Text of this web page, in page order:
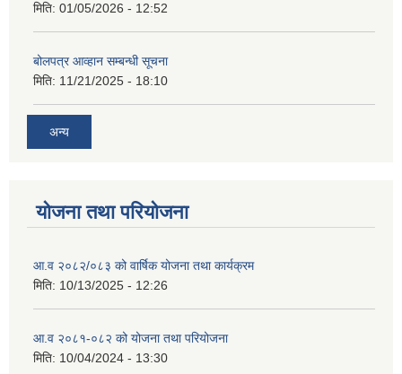
मिति: 01/05/2026 - 12:52
बोलपत्र आव्हान सम्बन्धी सूचना
मिति: 11/21/2025 - 18:10
अन्य
योजना तथा परियोजना
आ.व २०८२/०८३ को वार्षिक योजना तथा कार्यक्रम
मिति: 10/13/2025 - 12:26
आ.व २०८१-०८२ को योजना तथा परियोजना
मिति: 10/04/2024 - 13:30